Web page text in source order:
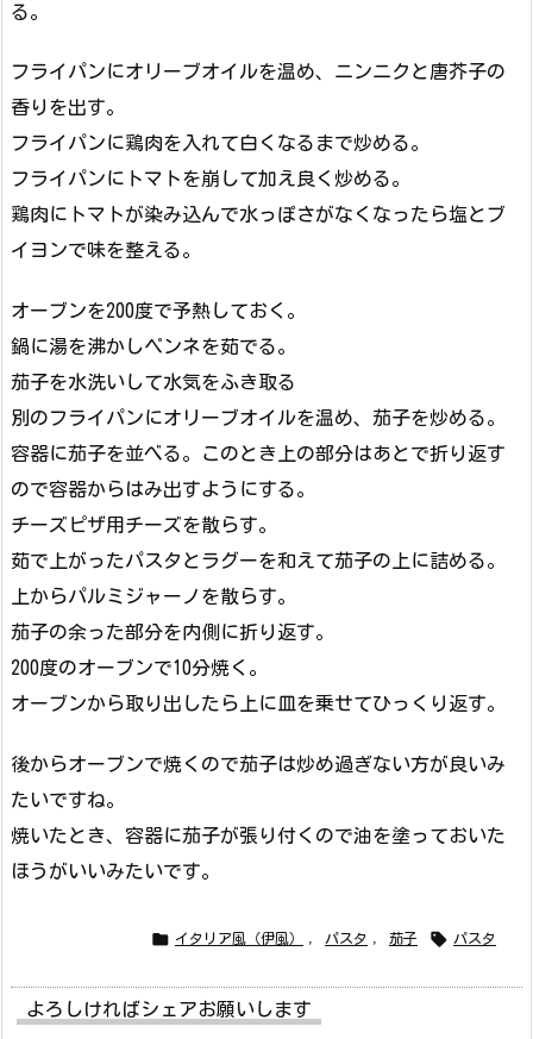
る。
フライパンにオリーブオイルを温め、ニンニクと唐芥子の
香りを出す。
フライパンに鶏肉を入れて白くなるまで炒める。
フライパンにトマトを崩して加え良く炒める。
鶏肉にトマトが染み込んで水っぽさがなくなったら塩とブ
イヨンで味を整える。
オーブンを200度で予熱しておく。
鍋に湯を沸かしペンネを茹でる。
茄子を水洗いして水気をふき取る
別のフライパンにオリーブオイルを温め、茄子を炒める。
容器に茄子を並べる。このとき上の部分はあとで折り返す
ので容器からはみ出すようにする。
チーズピザ用チーズを散らす。
茹で上がったパスタとラグーを和えて茄子の上に詰める。
上からパルミジャーノを散らす。
茄子の余った部分を内側に折り返す。
200度のオーブンで10分焼く。
オーブンから取り出したら上に皿を乗せてひっくり返す。
後からオーブンで焼くので茄子は炒め過ぎない方が良いみ
たいですね。
焼いたとき、容器に茄子が張り付くので油を塗っておいた
ほうがいいみたいです。
 イタリア風（伊風） パスタ 茄子  パスタ
よろしければシェアお願いします